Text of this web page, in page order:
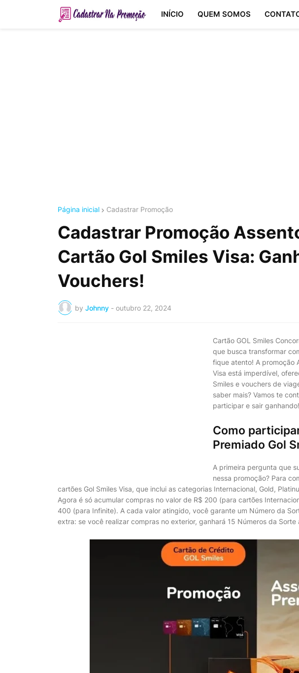
INÍCIO QUEM SOMOS
Página inicial Cadastrar Promoção
Cadastrar Promoção
Cartão Gol Smiles Visa:
Vouchers!
by Johnny - outubro 22, 2024
Cartão GOL Smiles
que busca transformar
fique atento! A promoção
Visa está imperdível,
Smiles e vouchers de
saber mais? Vamos te
participar e sair ganhando!
Como
Premiado Gol
A primeira pergunta que
nessa promoção? Para
cartões Gol Smiles Visa, que inclui as categorias Internacional, Gold,
Agora é só acumular compras no valor de R$ 200 (para cartões
400 (para Infinite). A cada valor atingido, você garante um Número da
extra: se você realizar compras no exterior, ganhará 15 Números da